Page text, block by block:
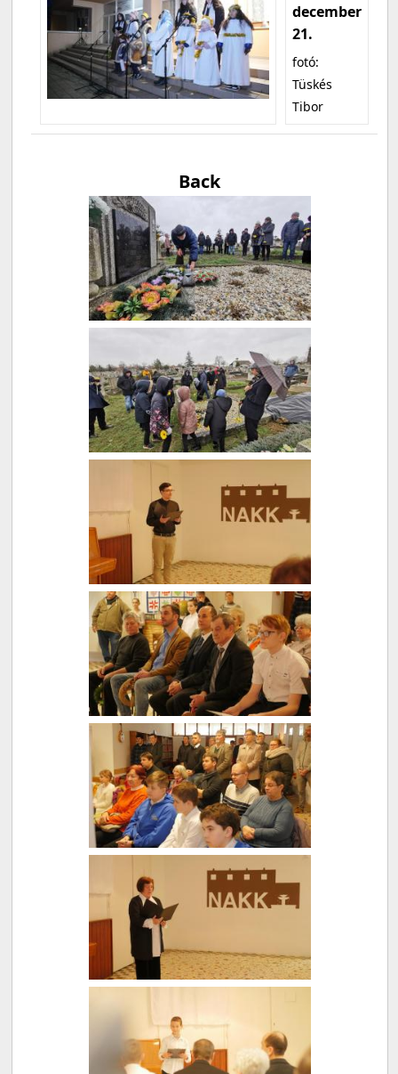
december
21.
fotó:
Tüskés
Tibor
Back